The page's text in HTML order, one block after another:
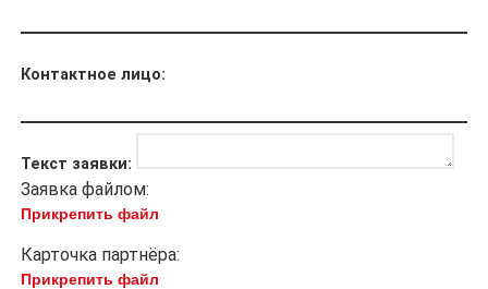
Контактное лицо:
Текст заявки:
Заявка файлом:
Прикрепить файл
Карточка партнёра:
Прикрепить файл